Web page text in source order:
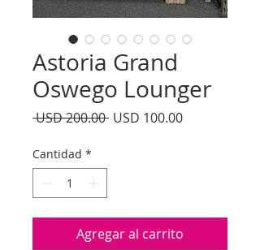
Astoria Grand
Oswego Lounger
USD 200.00 Precio
USD 100.00Precio
Cantidad *
Agregar al carrito